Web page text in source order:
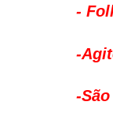
-
-
-